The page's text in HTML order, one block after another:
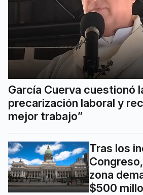
García Cuerva cuestionó
precarización laboral y
mejor trabajo”
Tras los
zona
$500